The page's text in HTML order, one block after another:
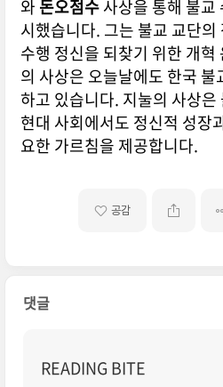
와 돈오점수사상을 통해 불교
시했습니다. 그는 불교 교단
수행 정신을 되찾기 위한 개
의 사상은 오늘날에도 한국
하고 있습니다. 지눌의 사상
현대 사회에서도 정신적 성장
요한 가르침을 제공합니다.
공감
댓글
READING BITE